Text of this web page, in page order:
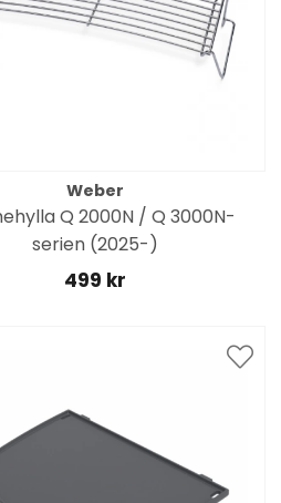
Weber
Q 2000N / Q 3000N-
serien (2025-)
499 kr